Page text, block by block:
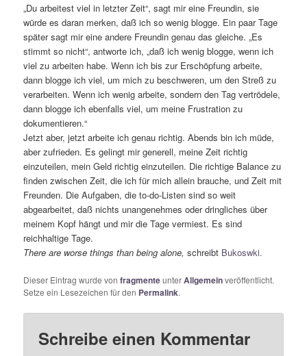
„Du arbeitest viel in letzter Zeit“, sagt mir eine Freundin, sie
würde es daran merken, daß ich so wenig blogge. Ein paar Tage
später sagt mir eine andere Freundin genau das gleiche. „Es
stimmt so nicht“, antworte ich, „daß ich wenig blogge, wenn ich
viel zu arbeiten habe. Wenn ich bis zur Erschöpfung arbeite,
dann blogge ich viel, um mich zu beschweren, um den Streß zu
verarbeiten. Wenn ich wenig arbeite, sondern den Tag vertrödele,
dann blogge ich ebenfalls viel, um meine Frustration zu
dokumentieren.“
Jetzt aber, jetzt arbeite ich genau richtig. Abends bin ich müde,
aber zufrieden. Es gelingt mir generell, meine Zeit richtig
einzuteilen, mein Geld richtig einzuteilen. Die richtige Balance zu
finden zwischen Zeit, die ich für mich allein brauche, und Zeit mit
Freunden. Die Aufgaben, die to-do-Listen sind so weit
abgearbeitet, daß nichts unangenehmes oder dringliches über
meinem Kopf hängt und mir die Tage vermiest. Es sind
reichhaltige Tage.
There are worse things than being alone,schreibt Bukoswki.
Dieser Eintrag wurde vonfragmenteunterAllgemeinveröffentlicht.
Setze ein Lesezeichen für den Permalink.
Schreibe einen Kommentar